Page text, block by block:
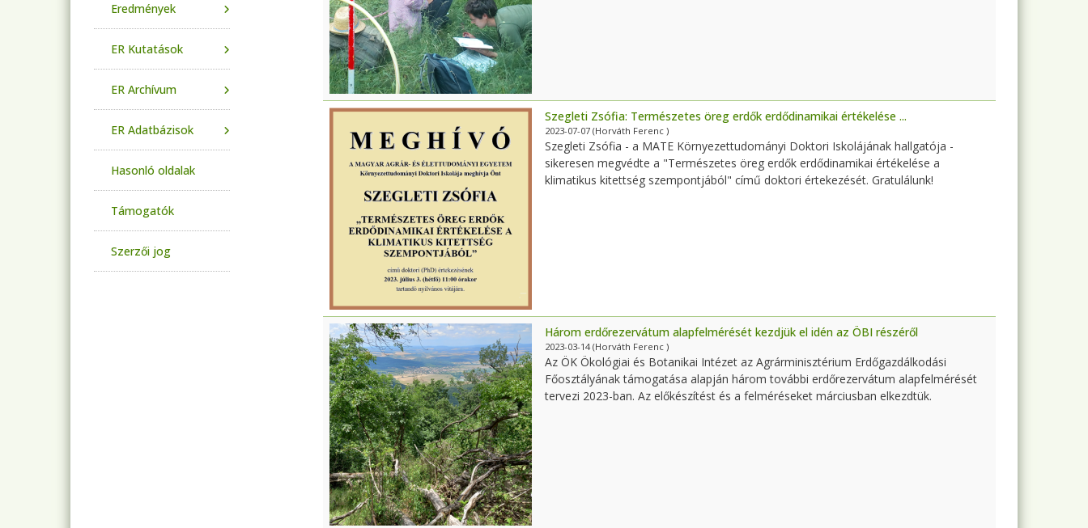
Szegleti Zsófia: Természetes öreg erdők erdődinamikai értékelése ...
2023-07-07 (Horváth Ferenc )
Szegleti Zsófia - a MATE Környezettudományi Doktori Iskolájának hallgatója -
sikeresen megvédte a "Természetes öreg erdők erdődinamikai értékelése a
klimatikus kitettség szempontjából" című doktori értekezését. Gratulálunk!
Három erdőrezervátum alapfelmérését kezdjük el idén az ÖBI részéről
2023-03-14(Horváth Ferenc )
Az ÖK Ökológiai és Botanikai Intézet az Agrárminisztérium Erdőgazdálkodási
Főosztályának támogatása alapján három további erdőrezervátum alapfelmérését
tervezi 2023-ban. Az előkészítést és a felméréseket márciusban elkezdtük.
Eredmények
ER Kutatások
ER Archívum
ER Adatbázisok
Hasonló oldalak
Támogatók
Szerzői jog